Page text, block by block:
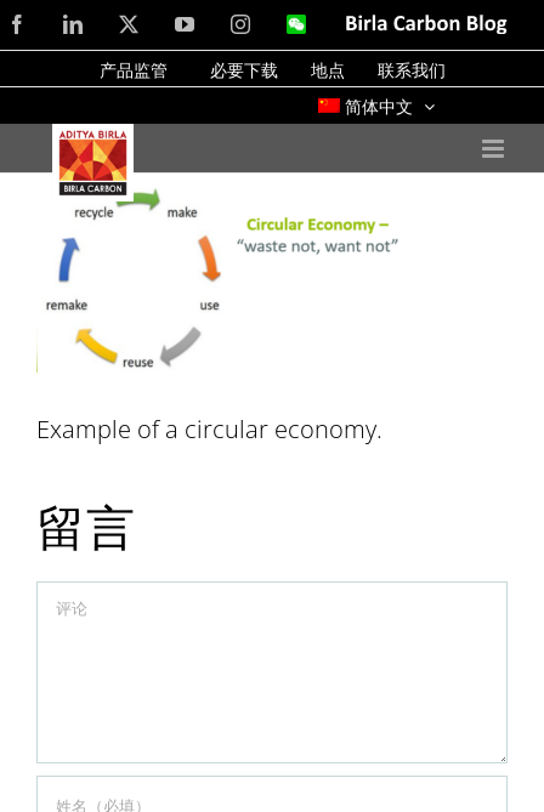
Skip
to
content
FacebookLinkedIn YouTubeInstagramWeChatBirla
Blog
产品监管 必要下载 地点
联系我们
简体中文
Example of a circular economy.
留言
Comment